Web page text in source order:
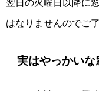
翌日の火曜日以降に
はなりませんのでご
実はやっかいな